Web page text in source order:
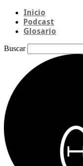
Inicio
Podcast
Glosario
Buscar